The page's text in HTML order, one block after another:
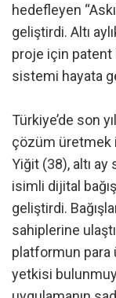
hedefleyen
geliştirdi. Altı
proje için patent
sistemi hayata
Türkiye’de son
çözüm üretmek
Yiğit (38), altı ay
isimli dijital
geliştirdi.
sahiplerine
platformun para
yetkisi